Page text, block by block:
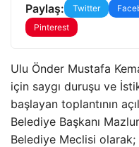
Paylaş: Twitter
Pinterest
Ulu Önder Mustafa
için saygı duruşu ve
başlayan toplantının
Belediye Başkanı
Belediye Meclisi